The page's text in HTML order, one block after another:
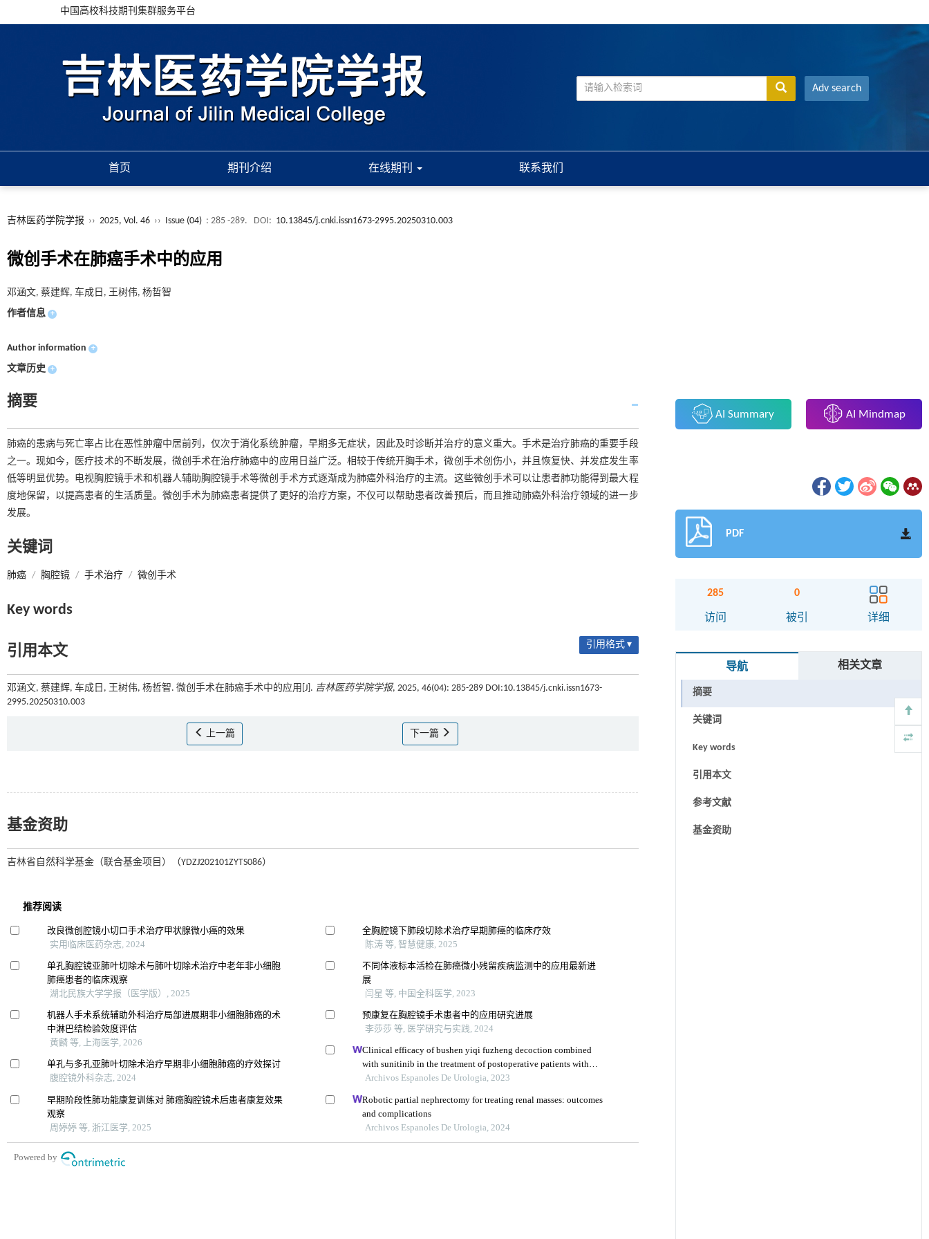
中国高校科技期刊集群服务平台
Adv search
首页 期刊介绍 在线期刊 联系我们
吉林医药学院学报 ›› 2025, Vol. 46 ›› Issue (04) : 285 -289. DOI: 10.13845/j.cnki.issn1673-2995.20250310.003
微创手术在肺癌手术中的应用
邓涵文, 蔡建辉, 车成日, 王树伟, 杨哲智
作者信息 +
Author information +
文章历史 +
摘要
肺癌的患病与死亡率占比在恶性肿瘤中居前列，仅次于消化系统肿瘤，早期多无症状，因此及时诊断并治疗的意义重大。手术是治疗肺癌的重要手段
之一。现如今，医疗技术的不断发展，微创手术在治疗肺癌中的应用日益广泛。相较于传统开胸手术，微创手术创伤小，并且恢复快、并发症发生率
低等明显优势。电视胸腔镜手术和机器人辅助胸腔镜手术等微创手术方式逐渐成为肺癌外科治疗的主流。这些微创手术可以让患者肺功能得到最大程
度地保留，以提高患者的生活质量。微创手术为肺癌患者提供了更好的治疗方案，不仅可以帮助患者改善预后，而且推动肺癌外科治疗领域的进一步
发展。
关键词
肺癌 / 胸腔镜 / 手术治疗 / 微创手术
Key words
引用本文 引用格式 ▾
邓涵文, 蔡建辉, 车成日, 王树伟, 杨哲智. 微创手术在肺癌手术中的应用[J]. 吉林医药学院学报, 2025, 46(04): 285-289 DOI:10.13845/j.cnki.issn1673-
2995.20250310.003
上一篇 下一篇
基金资助
吉林省自然科学基金（联合基金项目）（YDZJ202101ZYTS086）
AI Summary AI Mindmap
PDF
285
访问
0
被引 详细
导航 相关文章
摘要
关键词
Key words
引用本文
参考文献
基金资助